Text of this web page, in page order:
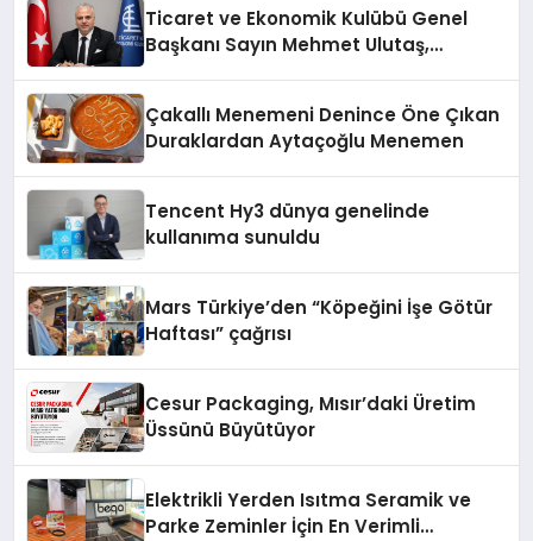
Ticaret ve Ekonomik Kulübü Genel
Başkanı Sayın Mehmet Ulutaş,
Çakallı Menemeni Denince Öne Çıkan
Duraklardan Aytaçoğlu Menemen
Tencent Hy3 dünya genelinde
kullanıma sunuldu
Mars Türkiye’den “Köpeğini İşe Götür
Haftası” çağrısı
Cesur Packaging, Mısır’daki Üretim
Üssünü Büyütüyor
Elektrikli Yerden Isıtma Seramik ve
Parke Zeminler İçin En Verimli